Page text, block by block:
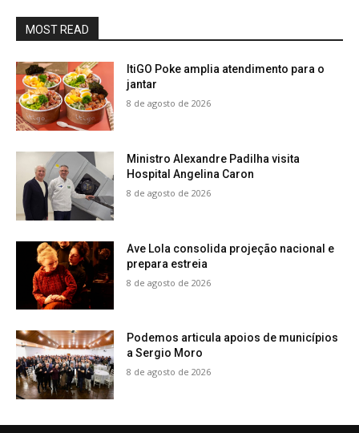
MOST READ
ItiGO Poke amplia atendimento para o
jantar
8 de agosto de 2026
Ministro Alexandre Padilha visita
Hospital Angelina Caron
8 de agosto de 2026
Ave Lola consolida projeção nacional e
prepara estreia
8 de agosto de 2026
Podemos articula apoios de municípios
a Sergio Moro
8 de agosto de 2026